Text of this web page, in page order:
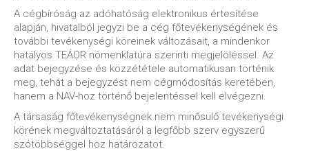
A cégbíróság az adóhatóság elektronikus értesítése
alapján, hivatalból jegyzi be a cég főtevékenységének és
további tevékenységi köreinek változásait, a mindenkor
hatályos TEÁOR nómenklatúra szerinti megjelöléssel. Az
adat bejegyzése és közzététele automatikusan történik
meg, tehát a bejegyzést nem cégmódosítás keretében,
hanem a NAV-hoz történő bejelentéssel kell elvégezni.
A társaság főtevékenységnek nem minősülő tevékenységi
körének megváltoztatásáról a legfőbb szerv egyszerű
szótöbbséggel hoz határozatot.